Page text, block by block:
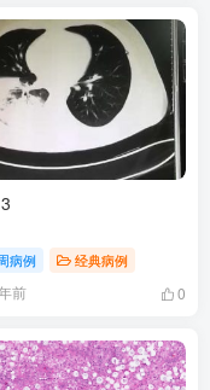
病例 经典病例
前 0